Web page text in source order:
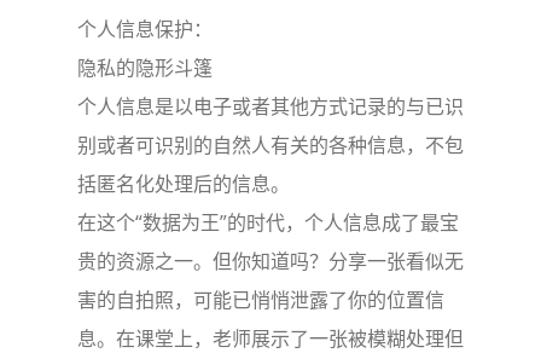
个人信息保护：
隐私的隐形斗篷
个人信息是以电子或者其他方式记录的与已识
别或者可识别的自然人有关的各种信息，不包
括匿名化处理后的信息。
在这个“数据为王”的时代，个人信息成了最宝
贵的资源之一。但你知道吗？分享一张看似无
害的自拍照，可能已悄悄泄露了你的位置信
息。在课堂上，老师展示了一张被模糊处理但